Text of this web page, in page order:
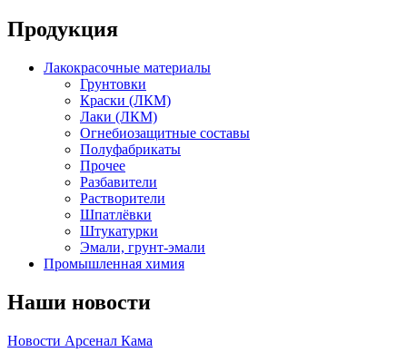
Продукция
Лакокрасочные материалы
Грунтовки
Краски (ЛКМ)
Лаки (ЛКМ)
Огнебиозащитные составы
Полуфабрикаты
Прочее
Разбавители
Растворители
Шпатлёвки
Штукатурки
Эмали, грунт-эмали
Промышленная химия
Наши новости
Новости Арсенал Кама